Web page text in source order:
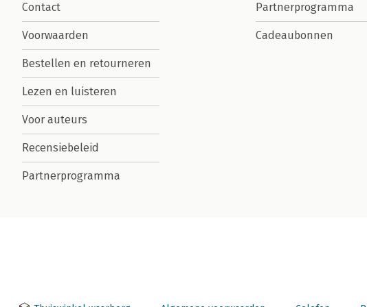
Contact
Voorwaarden
Bestellen en retourneren
Lezen en luisteren
Voor auteurs
Recensiebeleid
Partnerprogramma
Partnerprogramma
Cadeaubonnen